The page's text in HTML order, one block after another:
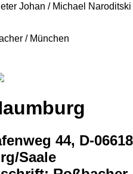
Johan / Michael Naroditski
/ München
44, D-06618
Saale